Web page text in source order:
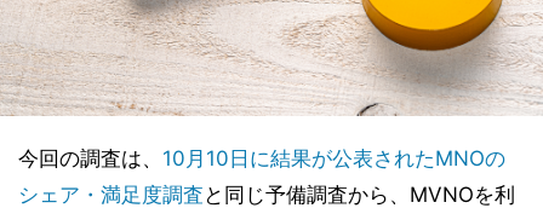
今回の調査は、 10月10日に結果が公表されたMNOの
シェア・満足度調査 と同じ予備調査から、MVNOを利